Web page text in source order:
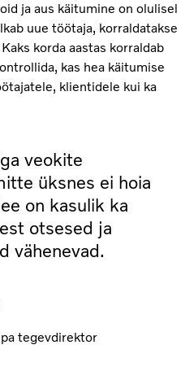
ja aus käitumine on olulisel
uue töötaja, korraldatakse
korda aastas korraldab
kas hea käitumise
klientidele kui ka
veokite
üksnes ei hoia
on kasulik ka
otsesed ja
vähenevad.
tegevdirektor